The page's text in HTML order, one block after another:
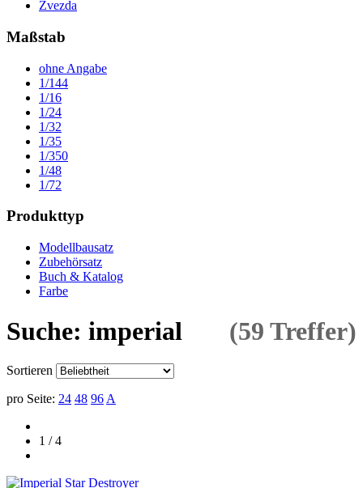
Zvezda
Maßstab
ohne Angabe
1/144
1/16
1/24
1/32
1/35
1/350
1/48
1/72
Produkttyp
Modellbausatz
Zubehörsatz
Buch & Katalog
Farbe
Suche: imperial (59 Treffer)
Sortieren
pro Seite: 24 48 96 A
1 / 4